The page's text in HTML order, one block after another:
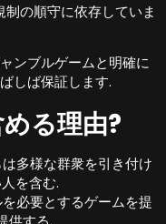
の順守に依存していま
ンブルゲームと明確に
しば保証します.
る理由?
多様な群衆を引き付け
を含む.
必要とするゲームを提